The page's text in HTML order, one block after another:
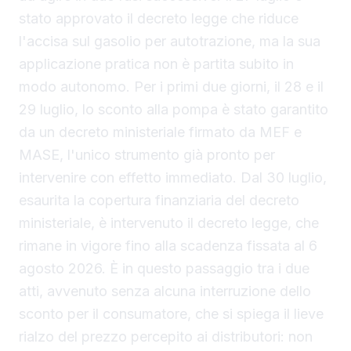
stato approvato il decreto legge che riduce
l'accisa sul gasolio per autotrazione, ma la sua
applicazione pratica non è partita subito in
modo autonomo. Per i primi due giorni, il 28 e il
29 luglio, lo sconto alla pompa è stato garantito
da un decreto ministeriale firmato da MEF e
MASE, l'unico strumento già pronto per
intervenire con effetto immediato. Dal 30 luglio,
esaurita la copertura finanziaria del decreto
ministeriale, è intervenuto il decreto legge, che
rimane in vigore fino alla scadenza fissata al 6
agosto 2026. È in questo passaggio tra i due
atti, avvenuto senza alcuna interruzione dello
sconto per il consumatore, che si spiega il lieve
rialzo del prezzo percepito ai distributori: non